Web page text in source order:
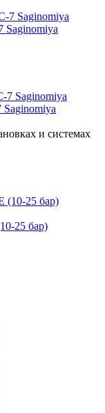
Saginomiya
Saginomiya
и системах
25 бар)